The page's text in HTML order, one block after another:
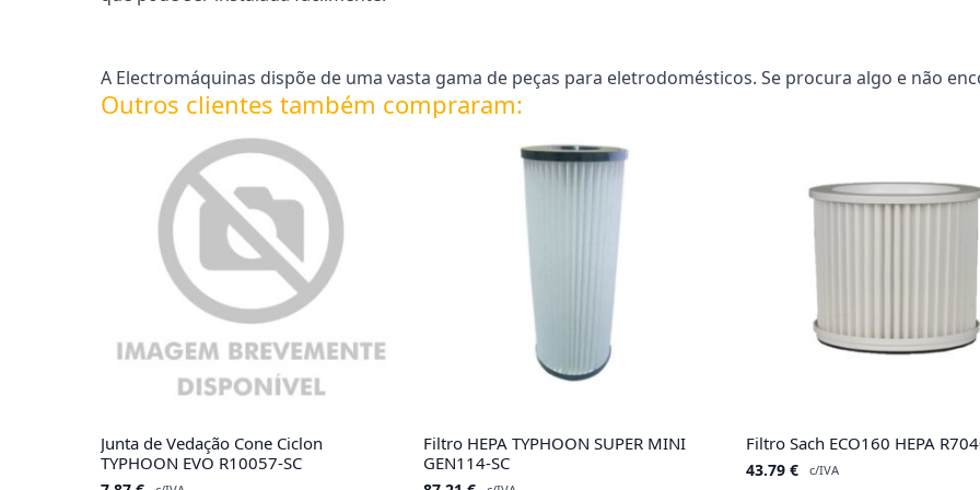
A Electromáquinas dispõe de uma vasta gama de peças para eletrodomésticos. Se procura algo e não
Outros clientes também compraram:
Junta de Vedação Cone Ciclon
TYPHOON EVO R10057-SC
Filtro HEPA TYPHOON SUPER MINI
GEN114-SC
Filtro Sach ECO160 HEPA
43.79 € c/IVA